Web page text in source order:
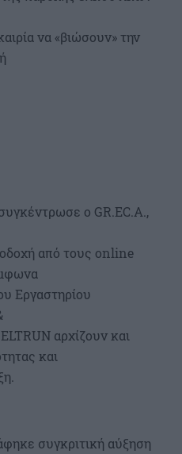
να «βιώσουν» την
ο GR.EC.A.,
από τους online
Εργαστηρίου
αρχίζουν και
και
συγκριτική αύξηση